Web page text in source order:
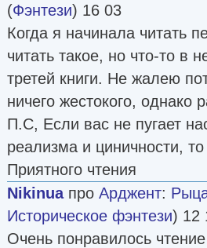
(Фэнтези) 16 03
Когда я начинала читать
читать такое, но что-то в
третей книги. Не жалею
ничего жестокого, однако
П.С, Если вас не пугает
реализма и циничности,
Приятного чтения
Nikinuaпро Арджент:
Историческое фэнтези) 12
Очень понравилось